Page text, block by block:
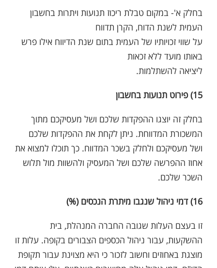
בחלק א'- במקום טבלת ריכוז תנועות ויתרות בחשבון
העמית לשנת הדוח, הקרן תדווח
על שווי זכויותיו של העמית בתום שנת הדיווח אילו פרש
באותו מועד ללא זכאות
ליציאה להשתלמות.
15) פירוט תנועות בחשבון
בחלק זה יוצגו ההפקדות שלכם ושל מעסיקכם מתוך
המשכורת המדווחת. ניתן לקחת את ההפקדות שלכם
ושל מעסיקכם ולחלק בשכר המדווח. כך תוכלו למצוא את
אחוז ההפרשה שלכם ושל המעסיק ולהשוות מול תלוש
השכר שלכם.
16) דמי ניהול שנגבו מיתרת הנכסים (%)
זו בעצם העלות שגובה החברה המנהלת, בית
ההשקעות, עבור ניהול הכספים הצבורים בקופה. עלות זו
מוצגת באחוזים וחשוב לזכור כי היא מצוינת עבור תקופת